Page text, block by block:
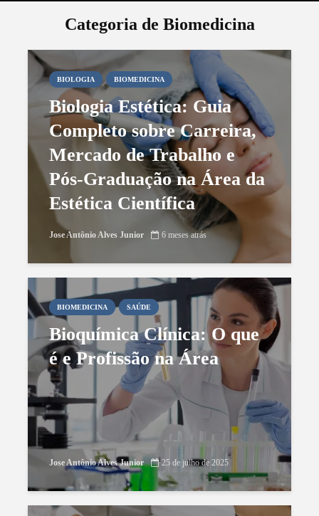
BIOMEDICINA
Bioquímica Clínica: O que é e
Profissão na Área
Jose Antônio Alves Junior
25 de julho de 2025
BIOMEDICINA CARREIRA ESTÉTICA SAÚDE
Biomedicina Estética: Carreira,
Habilitações e Pós-Graduação
Prof. Ms. Orlando A. Cabrera
22 de novembro de 2024
Categoria de Biomedicina
BIOLOGIA BIOMEDICINA
Biologia Estética: Guia
Completo sobre Carreira,
Mercado de Trabalho e
Pós-Graduação na Área da
Estética Científica
Jose Antônio Alves Junior 6 meses atrás
BIOMEDICINA SAÚDE
Bioquímica Clínica: O que
é e Profissão na Área
Jose Antônio Alves Junior 25 de julho de 2025